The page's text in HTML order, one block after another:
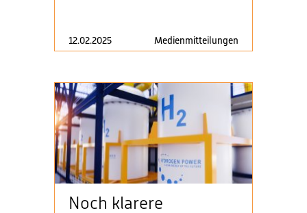
12.02.2025 Medienmitteilungen
Noch klarere